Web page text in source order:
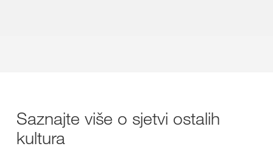
Saznajte više o sjetvi ostalih
kultura